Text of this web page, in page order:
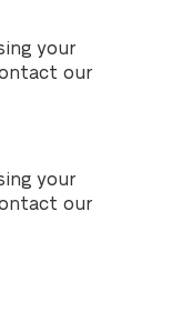
your
our
your
our